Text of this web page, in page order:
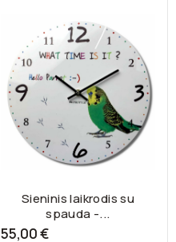
Sieninis laikrodis su
spauda -...
55,00 €